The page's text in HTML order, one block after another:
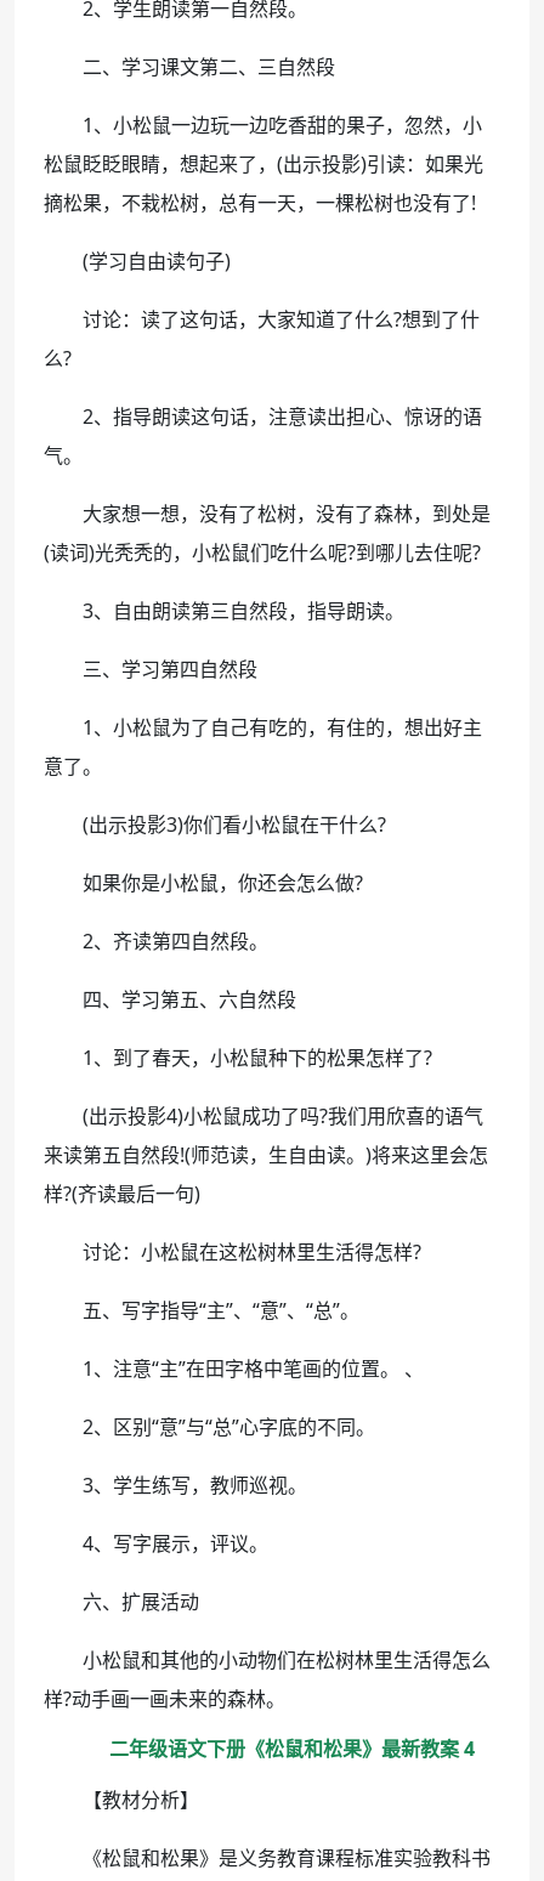
2、学生朗读第一自然段。
二、学习课文第二、三自然段
1、小松鼠一边玩一边吃香甜的果子，忽然，小
松鼠眨眨眼睛，想起来了，(出示投影)引读：如果光
摘松果，不栽松树，总有一天，一棵松树也没有了!
(学习自由读句子)
讨论：读了这句话，大家知道了什么?想到了什
么?
2、指导朗读这句话，注意读出担心、惊讶的语
气。
大家想一想，没有了松树，没有了森林，到处是
(读词)光秃秃的，小松鼠们吃什么呢?到哪儿去住呢?
3、自由朗读第三自然段，指导朗读。
三、学习第四自然段
1、小松鼠为了自己有吃的，有住的，想出好主
意了。
(出示投影3)你们看小松鼠在干什么?
如果你是小松鼠，你还会怎么做?
2、齐读第四自然段。
四、学习第五、六自然段
1、到了春天，小松鼠种下的松果怎样了?
(出示投影4)小松鼠成功了吗?我们用欣喜的语气
来读第五自然段!(师范读，生自由读。)将来这里会怎
样?(齐读最后一句)
讨论：小松鼠在这松树林里生活得怎样?
五、写字指导“主”、“意”、“总”。
1、注意“主”在田字格中笔画的位置。 、
2、区别“意”与“总”心字底的不同。
3、学生练写，教师巡视。
4、写字展示，评议。
六、扩展活动
小松鼠和其他的小动物们在松树林里生活得怎么
样?动手画一画未来的森林。
二年级语文下册《松鼠和松果》最新教案 4
【教材分析】
《松鼠和松果》是义务教育课程标准实验教科书